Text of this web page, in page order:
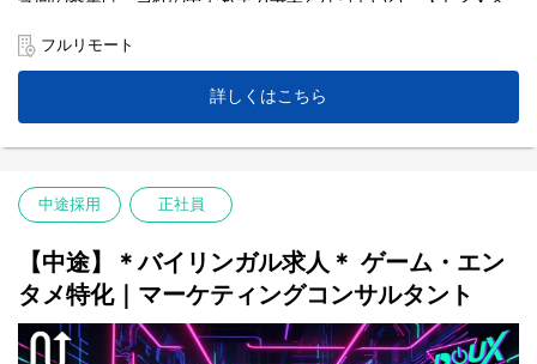
くGameをする、マーケティングコンサルタント/コミュニティマ
ーケター』を募集します！
「好きなアーティスト界隈をもっと盛げたい!」「好きなゲームの
コミュニティを盛り上げたい!」
そのためには、より熱狂的なファンを増やすことが大事だと考え
2023年末にプライム上場企業のPR TIMESグループにジョイン
合いを頂いています。エンタメ大好きな個性豊かな面々の一員と
して私たちと一緒に冒険に出ませんか?
経験は問いません。熱いエンタメへの愛をお持ちの方のご応募を
フルリモート
詳しくはこちら
中途採用 正社員
【中途】＊バイリンガル求人＊ ゲーム・エン
タメ特化｜マーケティングコンサルタント